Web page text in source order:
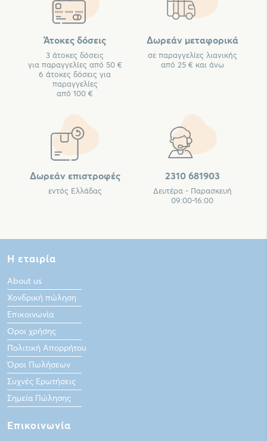
Άτοκες δόσεις
3 άτοκες δόσεις
για παραγγελίες από 50 €
6 άτοκες δόσεις για
παραγγελίες
από 100 €
Δωρεάν μεταφορικά
σε παραγγελίες λιανικής
από 25 € και άνω
Δωρεάν επιστροφές
εντός Ελλάδας
2310 681903
Δευτέρα - Παρασκευή
09:00-16:00
Η εταιρία
About us
Χονδρική πώληση
Επικοινωνία
Οροι χρήσης
Πολιτική Απορρήτου
Όροι Πωλήσεων
Συχνές Ερωτήσεις
Σημεία Πώλησης
Επικοινωνία